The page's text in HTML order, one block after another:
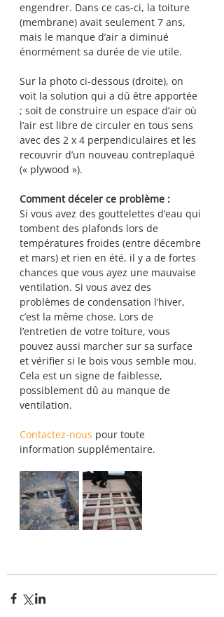
engendrer. Dans ce cas-ci, la toiture
(membrane) avait seulement 7 ans,
mais le manque d’air a diminué
énormément sa durée de vie utile.
Sur la photo ci-dessous (droite), on
voit la solution qui a dû être apportée
; soit de construire un espace d’air où
l’air est libre de circuler en tous sens
avec des 2 x 4 perpendiculaires et les
recouvrir d’un nouveau contreplaqué
(« plywood »).
Comment déceler ce problème :
Si vous avez des gouttelettes d’eau qui
tombent des plafonds lors de
températures froides (entre décembre
et mars) et rien en été, il y a de fortes
chances que vous ayez une mauvaise
ventilation. Si vous avez des
problèmes de condensation l’hiver,
c’est la même chose. Lors de
l’entretien de votre toiture, vous
pouvez aussi marcher sur sa surface
et vérifier si le bois vous semble mou.
Cela est un signe de faiblesse,
possiblement dû au manque de
ventilation.
Contactez-nous pour toute
information supplémentaire.